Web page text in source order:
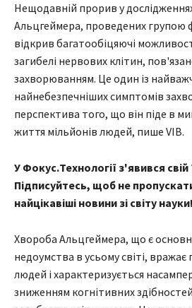
Нещодавній прорив у
Альцгеймера, проведених групою
відкрив багатообіцяючі
загибелі нервових клітин,
захворюванням. Це один із
найнебезпечніших симптомів
перспектива того, що він піде в
життя мільйонів людей, пише VIB.
У Фокус.Технології з'явився свій
Підписуйтесь, щоб не
найцікавіші новини зі світу науки!
Хвороба Альцгеймера, що є
недоумства в усьому світі, вражає
людей і характеризується
зниженням когнітивних